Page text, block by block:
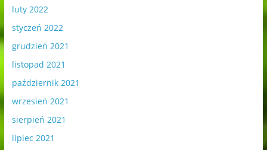
luty 2022
styczeń 2022
grudzień 2021
listopad 2021
październik 2021
wrzesień 2021
sierpień 2021
lipiec 2021